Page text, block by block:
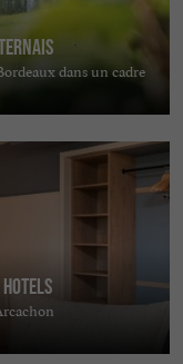
dans un cadre
Hotels